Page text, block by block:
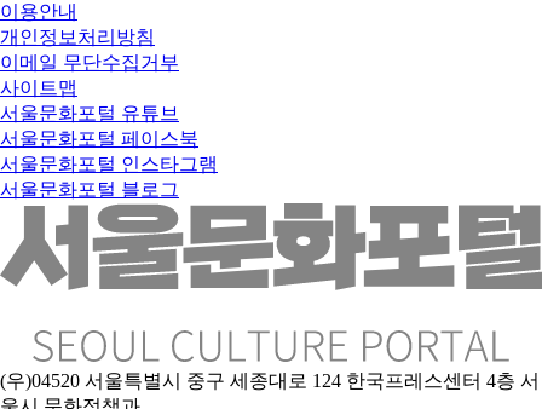
이용안내
개인정보처리방침
이메일 무단수집거부
사이트맵
서울문화포털 유튜브
서울문화포털 페이스북
서울문화포털 인스타그램
서울문화포털 블로그
(우)04520 서울특별시 중구 세종대로 124 한국프레스센터 4층 서